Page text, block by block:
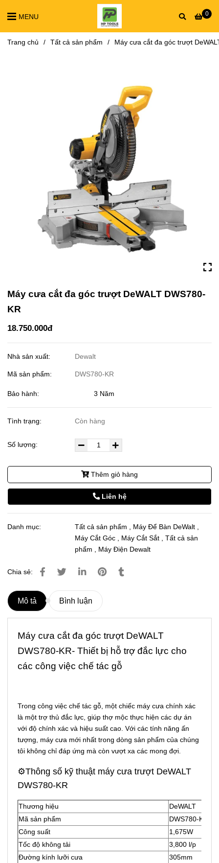
0
MENU
Trang chủ / Tất cả sản phẩm / Máy cưa cắt đa góc trượt
Máy cưa cắt đa góc trượt DeWALT DWS780-
KR
18.750.000đ
Nhà sản xuất: Dewalt
Mã sản phẩm: DWS780-KR
Bảo hành: 3 Năm
Tình trạng: Còn hàng
Số lượng:
Thêm giỏ hàng
Liên hệ
Danh mục: Tất cả sản phẩm Máy Để Bàn DeWalt
Máy Cắt Góc
Máy Cắt Sắt ,Tất cả sản
phẩm
Máy Điện Dewalt
Chia sẻ:
Mô tả Bình luận
Máy cưa cắt đa góc trượt DeWALT
DWS780-KR- Thiết bị hỗ trợ đắc lực cho
các công việc chế tác gỗ
Trong công việc chế tác gỗ, một chiếc máy cưa chính xác
là một trợ thủ đắc lực, giúp thợ mộc thực hiện các dự án
với độ chính xác và hiệu suất cao. Với các tính năng ấn
tượng, máy cưa mới nhất trong dòng sản phẩm của chúng
tôi không chỉ đáp ứng mà còn vượt xa các mong đợi.
⚙️Thông số kỹ thuật máy cưa trượt DeWALT
DWS780-KR
Thương hiệu
DeWALT
Mã sản phẩm
DWS780-KR
Công suất
1,675W
Tốc độ không tải
3,800 l/p
Đường kính lưỡi cưa
305mm